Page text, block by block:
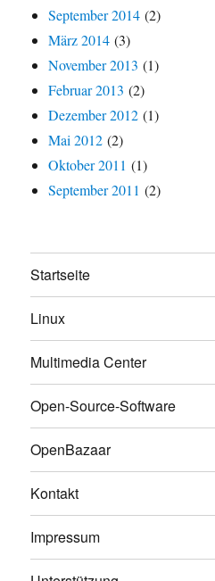
September 2014 (2)
März 2014 (3)
November 2013 (1)
Februar 2013 (2)
Dezember 2012 (1)
Mai 2012 (2)
Oktober 2011 (1)
September 2011 (2)
Startseite
Linux
Multimedia Center
Open-Source-Software
OpenBazaar
Kontakt
Impressum